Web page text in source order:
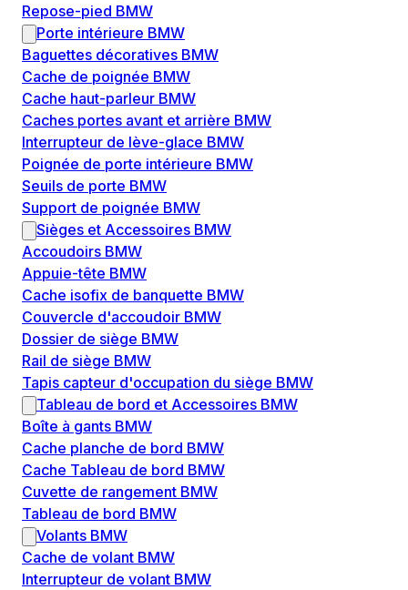
Repose-pied BMW
Porte intérieure BMW
Baguettes décoratives BMW
Cache de poignée BMW
Cache haut-parleur BMW
Caches portes avant et arrière BMW
Interrupteur de lève-glace BMW
Poignée de porte intérieure BMW
Seuils de porte BMW
Support de poignée BMW
Sièges et Accessoires BMW
Accoudoirs BMW
Appuie-tête BMW
Cache isofix de banquette BMW
Couvercle d'accoudoir BMW
Dossier de siège BMW
Rail de siège BMW
Tapis capteur d'occupation du siège BMW
Tableau de bord et Accessoires BMW
Boîte à gants BMW
Cache planche de bord BMW
Cache Tableau de bord BMW
Cuvette de rangement BMW
Tableau de bord BMW
Volants BMW
Cache de volant BMW
Interrupteur de volant BMW